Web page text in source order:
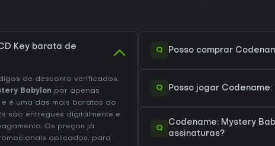
Key barata de
de desconto verificados,
Babylon por apenas
e é uma das mais baratas do
são entregues digitalmente e
Os preços já
aplicados, para
Q Posso comprar
Q Posso jogar
Q
Codename: Mystery
assinaturas?